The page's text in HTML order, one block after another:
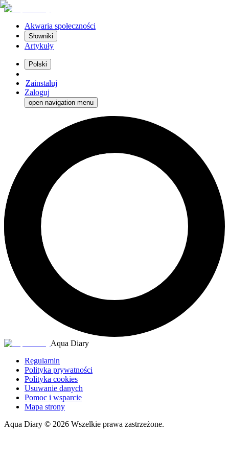
Akwaria społeczności
Słowniki
Artykuły
Polski
Zainstaluj
Zaloguj
open navigation menu
Aqua Diary
Regulamin
Polityka prywatności
Polityka cookies
Usuwanie danych
Pomoc i wsparcie
Mapa strony
Aqua Diary © 2026 Wszelkie prawa zastrzeżone.